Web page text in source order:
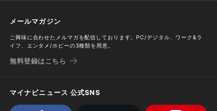
メールマガジン
ご興味に合わせたメルマガを配信しております。PC/デジタル、ワーク&ラ
イフ、エンタメ/ホビーの3種類を用意。
無料登録はこちら
マイナビニュース 公式SNS